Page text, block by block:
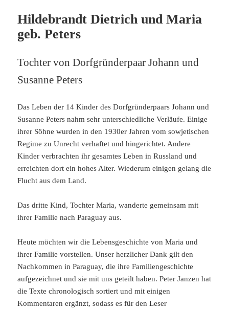
Hildebrandt Dietrich und Maria
geb. Peters
Tochter von Dorfgründerpaar Johann und
Susanne Peters
Das Leben der 14 Kinder des Dorfgründerpaars Johann und
Susanne Peters nahm sehr unterschiedliche Verläufe. Einige
ihrer Söhne wurden in den 1930er Jahren vom sowjetischen
Regime zu Unrecht verhaftet und hingerichtet. Andere
Kinder verbrachten ihr gesamtes Leben in Russland und
erreichten dort ein hohes Alter. Wiederum einigen gelang die
Flucht aus dem Land.
Das dritte Kind, Tochter Maria, wanderte gemeinsam mit
ihrer Familie nach Paraguay aus.
Heute möchten wir die Lebensgeschichte von Maria und
ihrer Familie vorstellen. Unser herzlicher Dank gilt den
Nachkommen in Paraguay, die ihre Familiengeschichte
aufgezeichnet und sie mit uns geteilt haben. Peter Janzen hat
die Texte chronologisch sortiert und mit einigen
Kommentaren ergänzt, sodass es für den Leser